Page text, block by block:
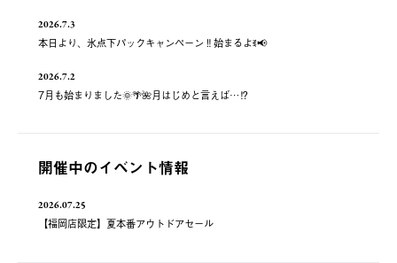
2026.7.3
本日より、氷点下パックキャンペーン‼️始まるよꉂ📢
2026.7.2
7月も始まりました🌞🌴🌺月はじめと言えば…⁉️
開催中のイベント情報
2026.07.25
【福岡店限定】夏本番アウトドアセール